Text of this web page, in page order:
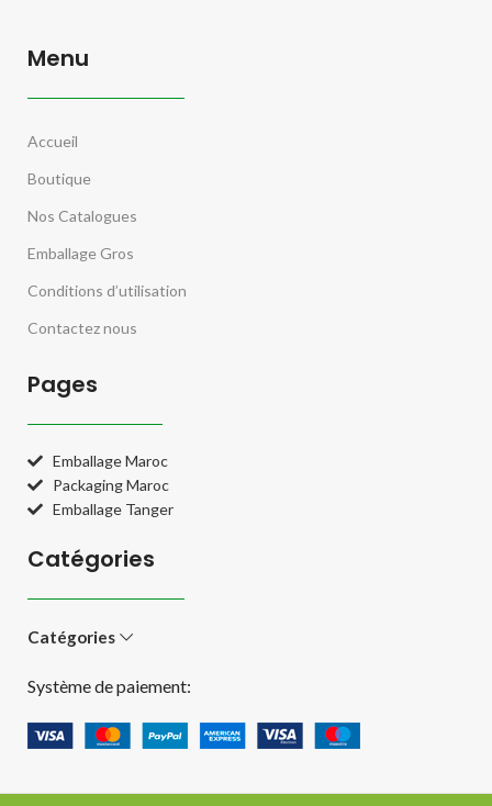
Menu
Accueil
Boutique
Nos Catalogues
Emballage Gros
Conditions d’utilisation
Contactez nous
Pages
Emballage Maroc
Packaging Maroc
Emballage Tanger
Catégories
Catégories
Système de paiement: